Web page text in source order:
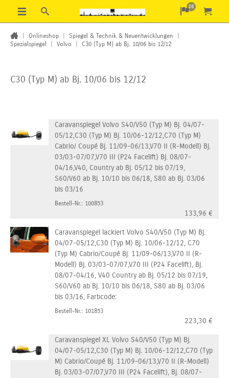
DE
Onlineshop Spiegel & Technik & Neuentwicklungen
Spezialspiegel
Volvo C30 (Typ M) ab Bj. 10/06 bis 12/12
C30 (Typ M) ab Bj. 10/06 bis 12/12
Caravanspiegel Volvo S40/V50 (Typ M) Bj. 04/07-
05/12,C30 (Typ M) Bj. 10/06-12/12,C70 (Typ M)
Cabrio/ Coupé Bj. 11/09-06/13,V70 II (R-Modell) Bj.
03/03-07/07,V70 III (P24 Facelift) Bj. 08/07-
04/16,V40, Country ab Bj. 05/12 bis 07/19,
S60/V60 ab Bj. 10/10 bis 06/18, S80 ab Bj. 03/06
bis 03/16
Bestell-Nr.: 100853
133,96 €
Caravanspiegel lackiert Volvo S40/V50 (Typ M) Bj.
04/07-05/12,C30 (Typ M) Bj. 10/06-12/12, C70
(Typ M) Cabrio/Coupé Bj. 11/09-06/13,V70 II (R-
Modell) Bj. 03/03-07/07,V70 III (P24 Facelift), Bj.
08/07-04/16, V40 Country ab Bj. 05/12 bis 07/19,
S60/V60 ab Bj. 10/10 bis 06/18, S80 ab Bj. 03/06
bis 03/16, Farbcode:
Bestell-Nr.: 101853
223,30 €
Caravanspiegel XL Volvo S40/V50 (Typ M) Bj.
04/07-05/12,C30 (Typ M) Bj. 10/06-12/12,C70 (Typ
M) Cabrio/Coupé Bj. 11/09-06/13,V70 II (R-Modell)
Bj. 03/03-07/07,V70 III (P24 Facelift), Bj. 08/07-